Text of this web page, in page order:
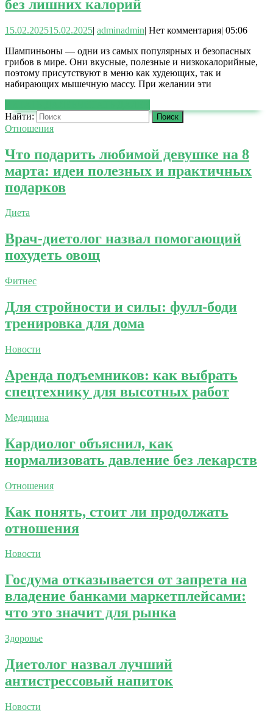
без лишних калорий
15.02.202515.02.2025| adminadmin| Нет комментария| 05:06
Шампиньоны — одни из самых популярных и безопасных
грибов в мире. Они вкусные, полезные и низкокалорийные,
поэтому присутствуют в меню как худеющих, так и
набирающих мышечную массу. При желании эти
Найти:
Отношения
Что подарить любимой девушке на 8
марта: идеи полезных и практичных
подарков
Диета
Врач-диетолог назвал помогающий
похудеть овощ
Фитнес
Для стройности и силы: фулл-боди
тренировка для дома
Новости
Аренда подъемников: как выбрать
спецтехнику для высотных работ
Медицина
Кардиолог объяснил, как
нормализовать давление без лекарств
Отношения
Как понять, стоит ли продолжать
отношения
Новости
Госдума отказывается от запрета на
владение банками маркетплейсами:
что это значит для рынка
Здоровье
Диетолог назвал лучший
антистрессовый напиток
Новости